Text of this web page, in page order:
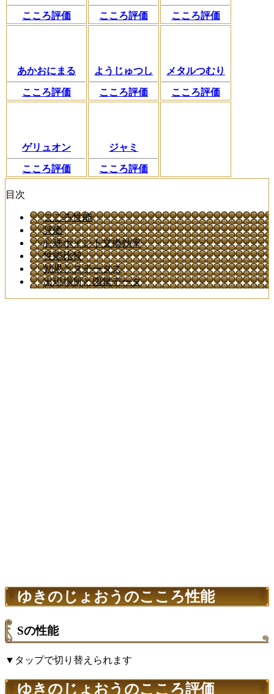
こころ評価 こころ評価 こころ評価
あかおにまる
こころ評価
ようじゅつし
こころ評価
メタルつむり
こころ評価
ゲリュオン
こころ評価
ジャミ
こころ評価
目次
こころ性能
評価
心珠ポイント交換効率
性能比較
効果とステータス
出現場所と図鑑データ
ゆきのじょおうのこころ性能
Sの性能
▼タップで切り替えられます
ゆきのじょおうのこころ評価